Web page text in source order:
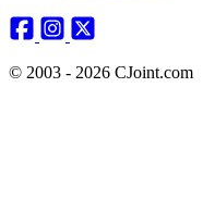
© 2003 - 2026 CJoint.com